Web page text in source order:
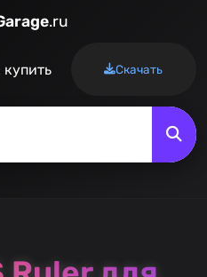
.ru
купить Скачать